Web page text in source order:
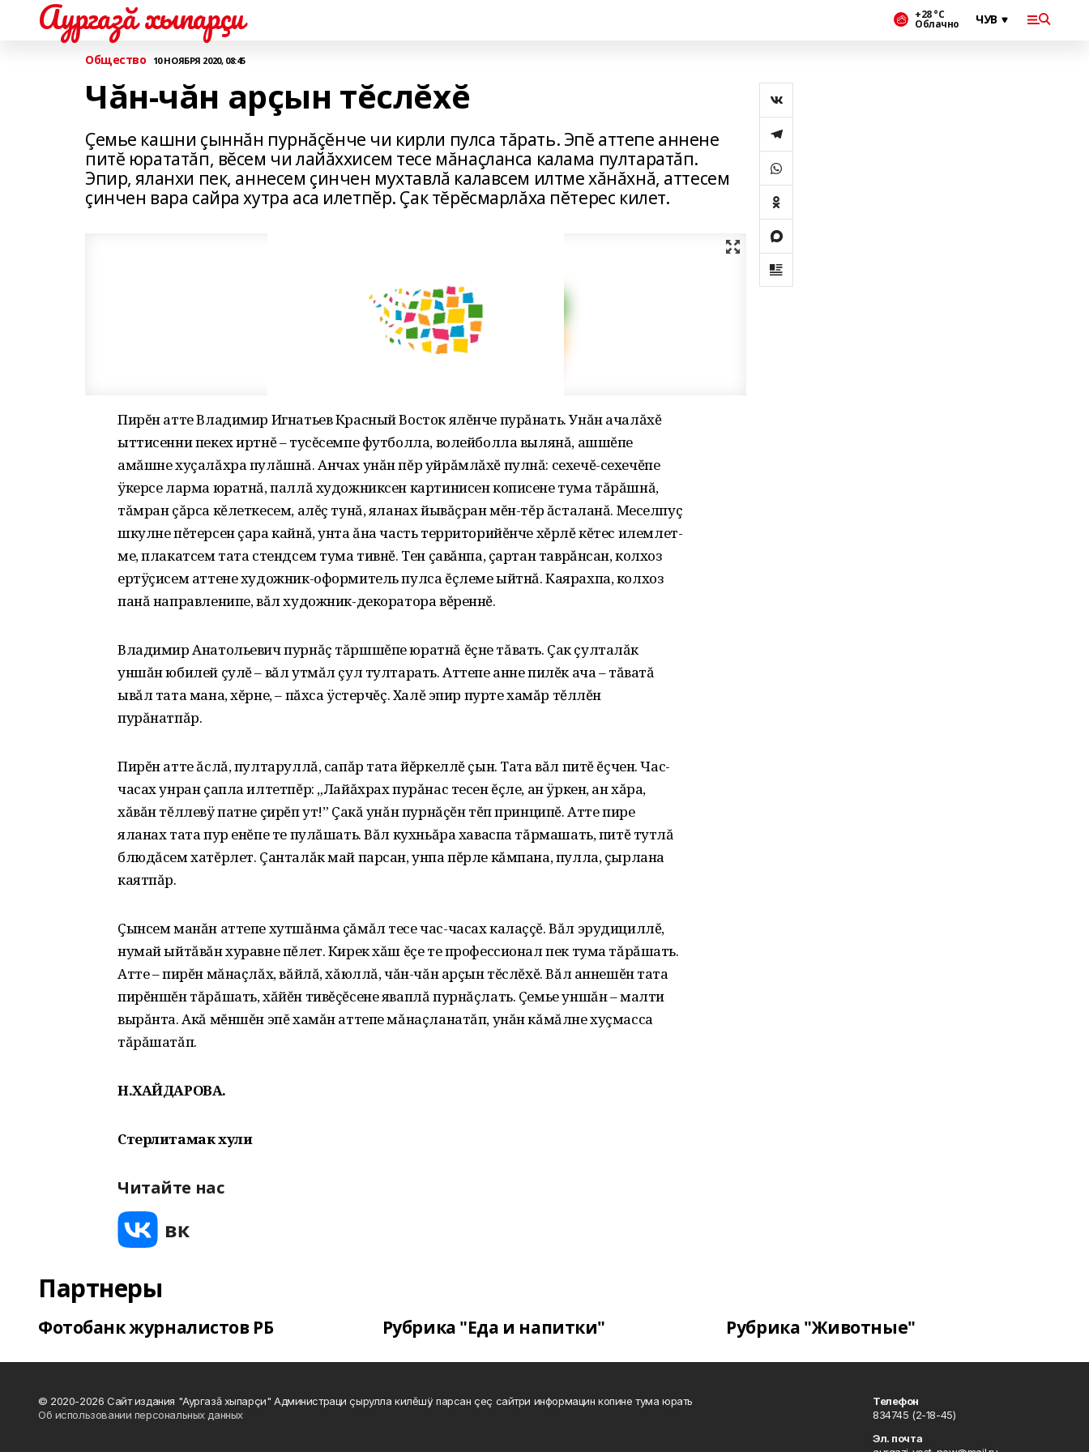
Аургазă хыпарçи +28 °С
Облачно
Общество 10 НОЯБРЯ 2020, 08:45
Чăн-чăн арçын тĕслĕхĕ
Çемье кашни çыннăн пурнăçĕнче чи кирли пулса тăрать. Эпĕ аттепе аннене
питĕ юрататăп, вĕсем чи лайăххисем тесе мăнаçланса кала­ма пултаратăп.
Эпир, яланхи пек, аннесем çинчен мухтавлă калавсем илтме хăнăхнă, аттесем
çинчен вара сайра хутра аса илетпĕр. Çак тĕрĕсмарлăха пĕтерес килет.
Пирĕн атте Владимир Игнатьев Красный Восток ялĕнче пурăнать. Унăн ачалăхĕ
ыттисенни пекех иртнĕ – тусĕсемпе футболла, волейболла вылянă, ашшĕпе
амăшне хуçалăхра пулăшнă. Анчах унăн пĕр уйрăмлăхĕ пулнă: сехечĕ-сехечĕпе
ÿкерсе ларма юратнă, паллă художниксен картинисен кописене тума тăрăшнă,
тăмран çăрса кĕлеткесем, алĕç тунă, яланах йывăçран мĕн-тĕр ăсталанă. Меселпуç
шкулне пĕтерсен çара кайнă, унта ăна часть территорийĕнче хĕрлĕ кĕтес илемлет­
ме, плакатсем тата стендсем тума тивнĕ. Тен çавăнпа, çартан таврăнсан, колхоз
ертÿçисем аттене художник-оформитель пулса ĕçлеме ыйтнă. Каярахпа, колхоз
панă направленипе, вăл художник-деко­ратора вĕреннĕ.
Владимир Анатольевич пурнăç тăршшĕпе юратнă ĕçне тăвать. Çак çулталăк
уншăн юбилей çулĕ – вăл утмăл çул тултарать. Аттепе анне пилĕк ача – тăватă
ывăл тата мана, хĕрне, – пăхса ÿстерчĕç. Халĕ эпир пурте хамăр тĕллĕн
пурăнатпăр.
Пирĕн атте ăслă, пултаруллă, сапăр тата йĕркеллĕ çын. Тата вăл питĕ ĕçчен. Час-
часах унран çапла илтетпĕр: „Лайăхрах пурăнас тесен ĕçле, ан ÿркен, ан хăра,
хăвăн тĕллевÿ патне çирĕп ут!” Çакă унăн пурнăçĕн тĕп принципĕ. Атте пире
яланах тата пур енĕпе те пулăшать. Вăл кухньăра хаваспа тăрмашать, питĕ тутлă
блюдăсем хатĕрлет. Çанталăк май парсан, унпа пĕрле кăмпана, пулла, çырлана
каятпăр.
Çынсем манăн аттепе хутшăнма çăмăл тесе час-часах калаççĕ. Вăл эрудициллĕ,
нумай ыйтăвăн хуравне пĕлет. Ки­рек хăш ĕçе те профессионал пек тума тăрăшать.
Атте – пирĕн мăнаçлăх, вăйлă, хăюллă, чăн-чăн арçын тĕслĕхĕ. Вăл аннешĕн тата
пирĕншĕн тăрăшать, хăйĕн тивĕçĕсене яваплă пурнăçлать. Çемье уншăн – малти
вырăнта. Акă мĕншĕн эпĕ хамăн аттепе мăнаçланатăп, унăн кăмăлне хуçмасса
тăрăшатăп.
Н.ХАЙДАРОВА.
Стерлитамак хули
Читайте нас
Партнеры
Фотобанк журналистов РБ Рубрика "Еда и напитки" Рубрика "Животные"
© 2020-2026 Сайт издания "Аургазă хыпарçи" Администраци çырулла килĕшÿ парсан çеç сайтри информацин копине тума юрать
Об использовании персональных данных
Телефон
834745 (2-18-45)
Эл. почта